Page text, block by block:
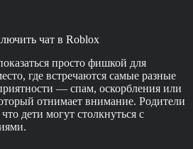
чат в Roblox
просто фишкой для
где встречаются самые разные
— спам, оскорбления или
отнимает внимание. Родители
дети могут столкнуться с